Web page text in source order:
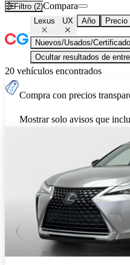
Filtro (2)Compara
Lexus UX Año Precio
Nuevos/Usados/
Ocultar resultados de
20 vehículos encontrados
Compra con precios
Mostrar solo avisos que